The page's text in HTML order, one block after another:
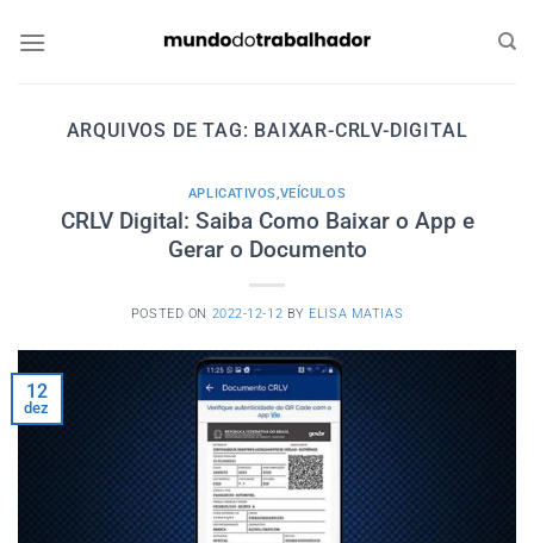
ARQUIVOS DE TAG: BAIXAR-CRLV-DIGITAL
APLICATIVOS,VEÍCULOS
CRLV Digital: Saiba Como Baixar o App e
Gerar o Documento
POSTED ON 2022-12-12 BY ELISA MATIAS
12
dez